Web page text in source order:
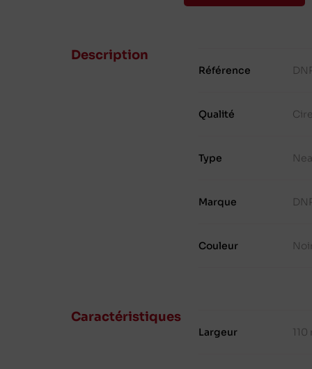
Description
Référence
Qualité
Type
Marque
Couleur
Caractéristiques
Largeur 110